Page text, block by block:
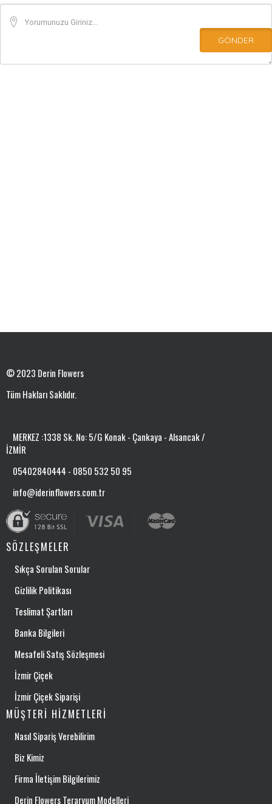
© 2023 Derin Flowers
Tüm Hakları Saklıdır.
MERKEZ :1338 Sk. No: 5/G Konak - Çankaya - Alsancak /
İZMİR
05402840444 - 0850 532 50 95
info@iderinflowers.com.tr
SÖZLEŞMELER
Sıkça Sorulan Sorular
Gizlilik Politikası
Teslimat Şartları
Banka Bilgileri
Mesafeli Satış Sözleşmesi
İzmir Çiçek
İzmir Çiçek Siparişi
MÜŞTERI HIZMETLERI
Nasıl Sipariş Verebilirim
Biz Kimiz
Firma İletişim Bilgilerimiz
Derin Flowers Teraryum Modelleri